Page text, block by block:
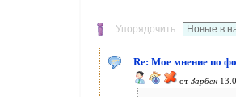
Упорядочить:
Re: Мое мнение по
от Зарбек